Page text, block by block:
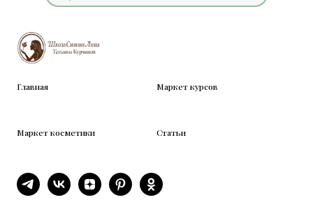
Главная Маркет курсов
Маркет косметики Статьи